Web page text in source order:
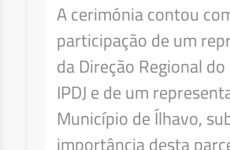
A cerimónia contou
participação de um
da Direção Regional
IPDJ e de um
Município de Ílhavo,
importância desta